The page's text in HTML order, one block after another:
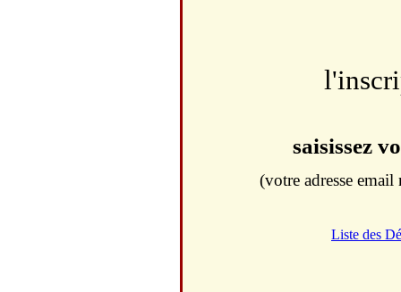
saisissez
(votre adresse
Liste des